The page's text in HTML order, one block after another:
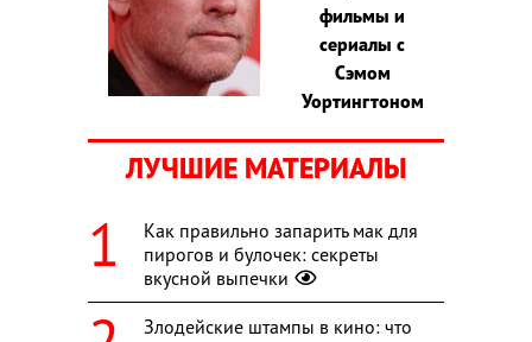
фильмы и
сериалы с
Сэмом
Уортингтоном
ЛУЧШИЕ МАТЕРИАЛЫ
Как правильно запарить мак для
пирогов и булочек: секреты
вкусной выпечки
Злодейские штампы в кино: что